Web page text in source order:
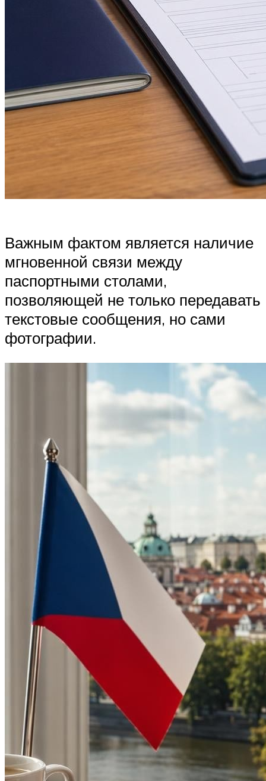
Важным фактом является наличие
мгновенной связи между
паспортными столами,
позволяющей не только передавать
текстовые сообщения, но сами
фотографии.